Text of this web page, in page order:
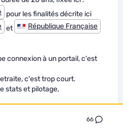
66
pour les finalités décrite ici
et République Française
connexion à un portail, c'est
c'est trop court.
stats et pilotage,
mouillé.